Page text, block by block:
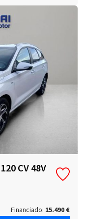
CV 48V
Financiado: 15.490 €